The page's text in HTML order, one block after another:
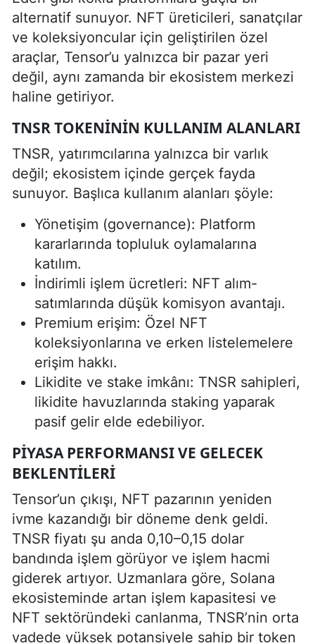
alternatif sunuyor. NFT üreticileri, sanatçılar
ve koleksiyoncular için geliştirilen özel
araçlar, Tensor’u yalnızca bir pazar yeri
değil, aynı zamanda bir ekosistem merkezi
haline getiriyor.
TNSR TOKENININ KULLANIM ALANLARI
TNSR, yatırımcılarına yalnızca bir varlık
değil; ekosistem içinde gerçek fayda
sunuyor. Başlıca kullanım alanları şöyle:
Yönetişim (governance): Platform
kararlarında topluluk oylamalarına
katılım.
İndirimli işlem ücretleri: NFT alım-
satımlarında düşük komisyon avantajı.
Premium erişim: Özel NFT
koleksiyonlarına ve erken listelemelere
erişim hakkı.
Likidite ve stake imkânı: TNSR sahipleri,
likidite havuzlarında staking yaparak
pasif gelir elde edebiliyor.
PIYASA PERFORMANSI VE GELECEK
BEKLENTILERI
Tensor’un çıkışı, NFT pazarının yeniden
ivme kazandığı bir döneme denk geldi.
TNSR fiyatı şu anda 0,10–0,15 dolar
bandında işlem görüyor ve işlem hacmi
giderek artıyor. Uzmanlara göre, Solana
ekosisteminde artan işlem kapasitesi ve
NFT sektöründeki canlanma, TNSR’nin orta
vadede yüksek potansiyele sahip bir token